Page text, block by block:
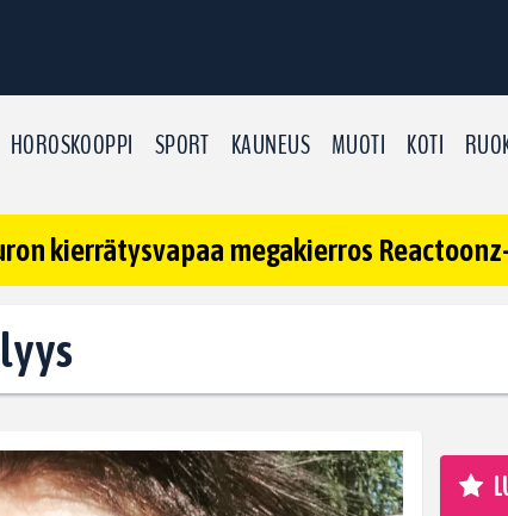
HOROSKOOPPI SPORT KAUNEUS MUOTI KOTI
kierrätysvapaa megakierros